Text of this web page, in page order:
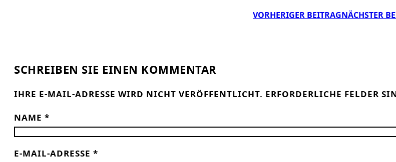
VORHERIGER BEITRAG NÄCHSTER
SCHREIBEN SIE EINEN KOMMENTAR
IHRE E-MAIL-ADRESSE WIRD NICHT VERÖFFENTLICHT. ERFORDERLICHE FELDER
NAME *
E-MAIL-ADRESSE *